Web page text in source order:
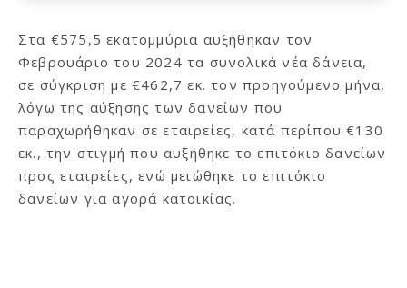
Στα €575,5 εκατομμύρια αυξήθηκαν τον
Φεβρουάριο του 2024 τα συνολικά νέα δάνεια,
σε σύγκριση με €462,7 εκ. τον προηγούμενο μήνα,
λόγω της αύξησης των δανείων που
παραχωρήθηκαν σε εταιρείες, κατά περίπου €130
εκ., την στιγμή που αυξήθηκε το επιτόκιο δανείων
προς εταιρείες, ενώ μειώθηκε το επιτόκιο
δανείων για αγορά κατοικίας.